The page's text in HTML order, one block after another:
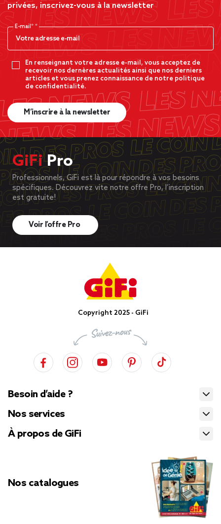
privées, inscrivez-vous à la newsletter
E-mail*
En renseignant votre adresse e-mail, vous acceptez de
recevoir nos dernères actualités ainsi que nos derniers
articles et vous prenez connaissance de notre politique
de confidentialité.
M’inscrire à la newsletter
GiFiPro
Professionnels, GiFi est là pour répondre à vos besoins
spécifiques. Découvrez vite notre offre Pro, l’inscription
est gratuite!
Voir l’offre Pro
Copyright 2025 - GiFi
Besoin d’aide ?
Nos services
À propos de GiFi
Nos catalogues